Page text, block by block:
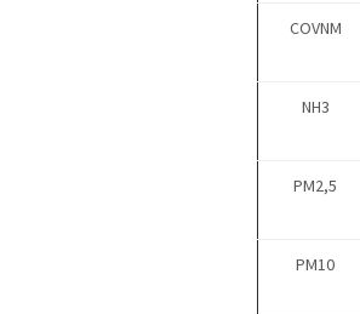
COVNM
NH3
PM2,5
PM10